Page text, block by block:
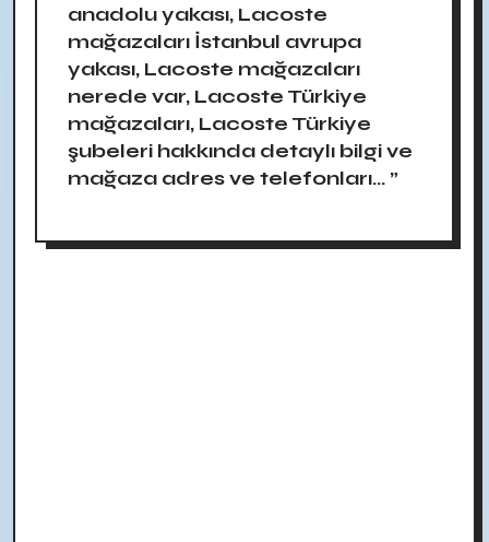
anadolu yakası, Lacoste
mağazaları İstanbul avrupa
yakası, Lacoste mağazaları
nerede var, Lacoste Türkiye
mağazaları, Lacoste Türkiye
şubeleri hakkında detaylı bilgi ve
mağaza adres ve telefonları... ”